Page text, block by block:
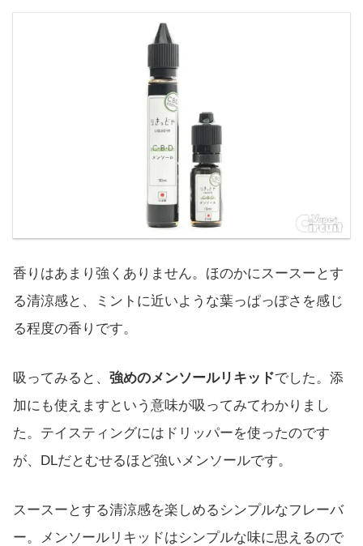
香りはあまり強くありません。ほのかにスースーとす
る清涼感と、ミントに近いような葉っぱっぽさを感じ
る程度の香りです。
吸ってみると、 強めのメンソールリキッドでした。添
加にも使えますという意味が吸ってみてわかりまし
た。テイスティングにはドリッパーを使ったのです
が、DLだとむせるほど強いメンソールです。
スースーとする清涼感を楽しめるシンプルなフレーバ
ー。メンソールリキッドはシンプルな味に思えるので